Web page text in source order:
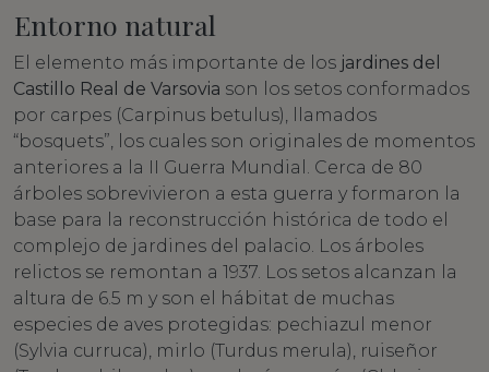
Entorno natural
El elemento más importante de los jardines del
Castillo Real de Varsovia son los setos conformados
por carpes (Carpinus betulus), llamados
“bosquets”, los cuales son originales de momentos
anteriores a la II Guerra Mundial. Cerca de 80
árboles sobrevivieron a esta guerra y formaron la
base para la reconstrucción histórica de todo el
complejo de jardines del palacio. Los árboles
relictos se remontan a 1937. Los setos alcanzan la
altura de 6.5 m y son el hábitat de muchas
especies de aves protegidas: pechiazul menor
(Sylvia curruca), mirlo (Turdus merula), ruiseñor